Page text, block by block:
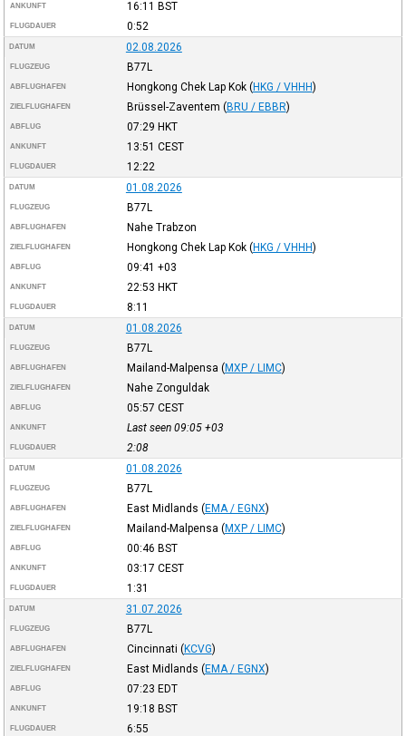
ANKUNFT 16:11 BST
FLUGDAUER 0:52
DATUM 02.08.2026
FLUGZEUG B77L
ABFLUGHAFEN Hongkong Chek Lap Kok (HKG / VHHH)
ZIELFLUGHAFEN Brüssel-Zaventem (BRU / EBBR)
ABFLUG 07:29 HKT
ANKUNFT 13:51 CEST
FLUGDAUER 12:22
DATUM 01.08.2026
FLUGZEUG B77L
ABFLUGHAFEN Nahe Trabzon
ZIELFLUGHAFEN Hongkong Chek Lap Kok (HKG / VHHH)
ABFLUG 09:41 +03
ANKUNFT 22:53 HKT
FLUGDAUER 8:11
DATUM 01.08.2026
FLUGZEUG B77L
ABFLUGHAFEN Mailand-Malpensa (MXP / LIMC)
ZIELFLUGHAFEN Nahe Zonguldak
ABFLUG 05:57 CEST
ANKUNFT Last seen 09:05 +03
FLUGDAUER 2:08
DATUM 01.08.2026
FLUGZEUG B77L
ABFLUGHAFEN East Midlands (EMA / EGNX)
ZIELFLUGHAFEN Mailand-Malpensa (MXP / LIMC)
ABFLUG 00:46 BST
ANKUNFT 03:17 CEST
FLUGDAUER 1:31
DATUM 31.07.2026
FLUGZEUG B77L
ABFLUGHAFEN Cincinnati (KCVG)
ZIELFLUGHAFEN East Midlands (EMA / EGNX)
ABFLUG 07:23 EDT
ANKUNFT 19:18 BST
FLUGDAUER 6:55